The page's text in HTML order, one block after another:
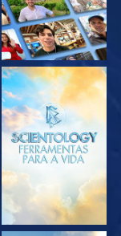
EXPLORE A SÉRIE